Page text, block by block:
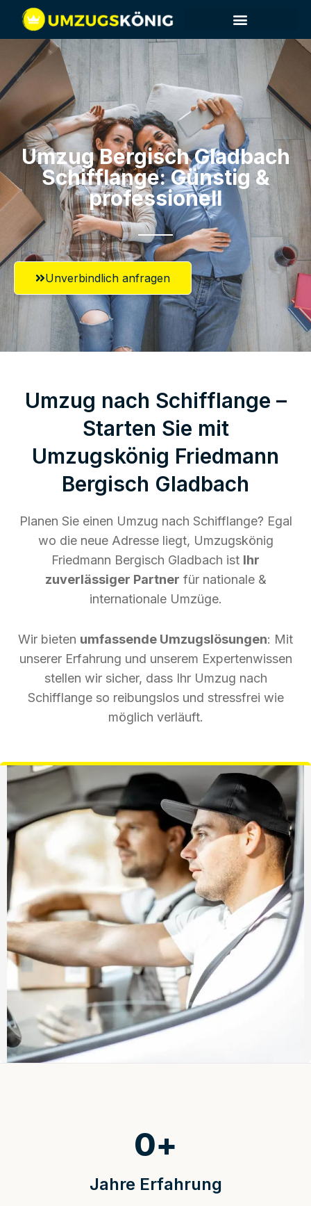
Umzug Bergisch Gladbach​
Schifflange: Günstig &
professionell​
Unverbindlich anfragen
Umzug nach Schifflange –
Starten Sie mit
Umzugskönig Friedmann
Bergisch Gladbach
Planen Sie einen Umzug nach Schifflange? Egal
wo die neue Adresse liegt, Umzugskönig
Friedmann Bergisch Gladbach ist Ihr
zuverlässiger Partner für nationale &
internationale Umzüge.
Wir bieten umfassende Umzugslösungen: Mit
unserer Erfahrung und unserem Expertenwissen
stellen wir sicher, dass Ihr Umzug nach
Schifflange so reibungslos und stressfrei wie
möglich verläuft.
Jahre Erfahrung
0+